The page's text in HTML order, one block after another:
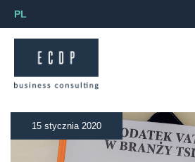
PL
15 stycznia 2020